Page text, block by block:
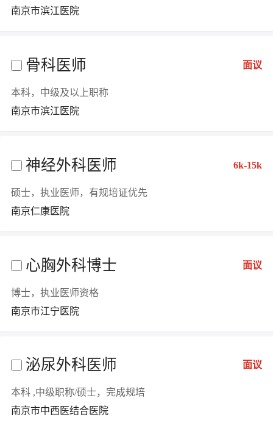
南京市滨江医院
骨科医师 面议
本科，中级及以上职称
南京市滨江医院
神经外科医师 6k-15k
硕士，执业医师，有规培证优先
南京仁康医院
心胸外科博士 面议
博士，执业医师资格
南京市江宁医院
泌尿外科医师 面议
本科 ,中级职称/硕士，完成规培
南京市中西医结合医院